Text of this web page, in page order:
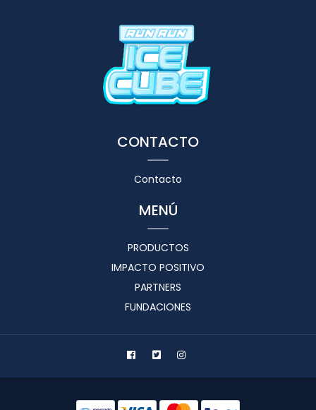
CONTACTO
Contacto
MENÚ
PRODUCTOS
IMPACTO POSITIVO
PARTNERS
FUNDACIONES